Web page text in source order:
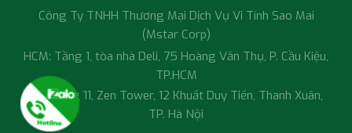
Công Ty TNHH Thương Mại Dịch Vụ Vi Tính Sao Mai
(Mstar Corp)
HCM: Tầng 1, tòa nhà Deli, 75 Hoàng Văn Thụ, P. Cầu Kiệu,
TP.HCM
HN: Tầng 11, Zen Tower, 12 Khuất Duy Tiến, Thanh Xuân,
TP. Hà Nội